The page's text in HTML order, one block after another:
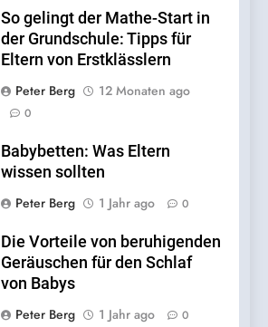
So gelingt der Mathe-Start in
der Grundschule: Tipps für
Eltern von Erstklässlern
Peter Berg
12 Monaten ago
0
Babybetten: Was Eltern
wissen sollten
Peter Berg
1 Jahr ago 0
Die Vorteile von beruhigenden
Geräuschen für den Schlaf
von Babys
Peter Berg
1 Jahr ago 0
– wie geht man mit dem
Mangel an Nähe um?
LEBENSSTIL
Babybetten: Was Eltern
FAMILIE
‚Zugängliches Social-Media-
Wachstum ist kein Luxus
mehr — es ist eine
Notwendigkeit‘
BUSINESS